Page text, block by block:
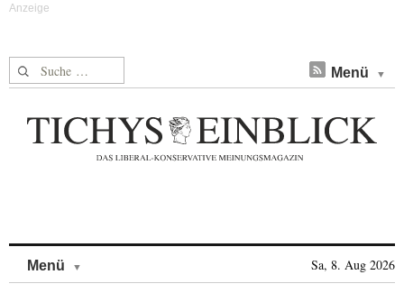
Suche nach: Menü
Menü Sa, 8. Aug 2026